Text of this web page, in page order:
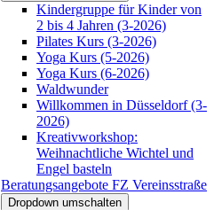
Kindergruppe für Kinder von
2 bis 4 Jahren (3-2026)
Pilates Kurs (3-2026)
Yoga Kurs (5-2026)
Yoga Kurs (6-2026)
Waldwunder
Willkommen in Düsseldorf (3-
2026)
Kreativworkshop:
Weihnachtliche Wichtel und
Engel basteln
Beratungsangebote FZ Vereinsstraße
Dropdown umschalten